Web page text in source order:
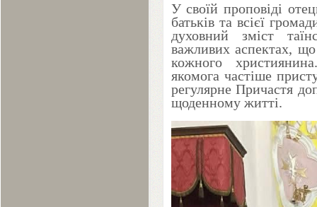
У своїй проповіді
батьків та всієї
духовний зміст
важливих аспектах,
кожного
якомога частіше
регулярне Причастя
щоденному житті.